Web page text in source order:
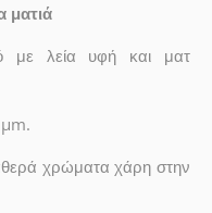
ματιά
με λεία υφή και ματ
χρώματα χάρη στην